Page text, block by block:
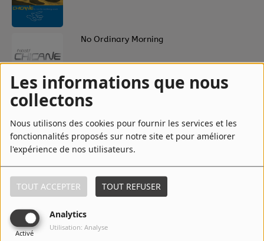
Les informations que nous
collectons
Nous utilisons des cookies pour fournir les services et les
fonctionnalités proposés sur notre site et pour améliorer
l'expérience de nos utilisateurs.
TOUT ACCEPTER TOUT REFUSER
Analytics
Activé
Utilisation: Analyse
No Ordinary Morning
4 Don't Give Up
5 Low Sun
6 Halcyon